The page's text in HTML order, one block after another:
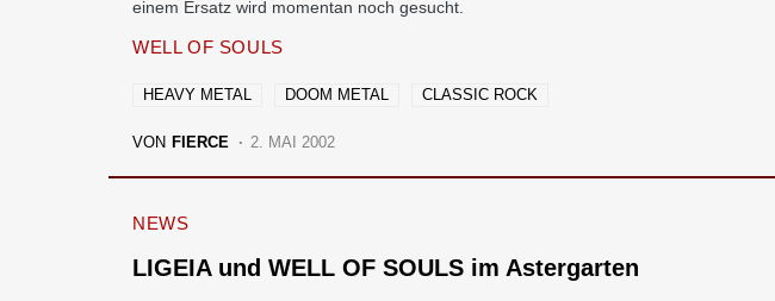
einem Ersatz wird momentan noch gesucht.
WELL OF SOULS
HEAVY METAL DOOM METAL CLASSIC ROCK
VON FIERCE 2. MAI 2002
NEWS
LIGEIA und WELL OF SOULS im Astergarten